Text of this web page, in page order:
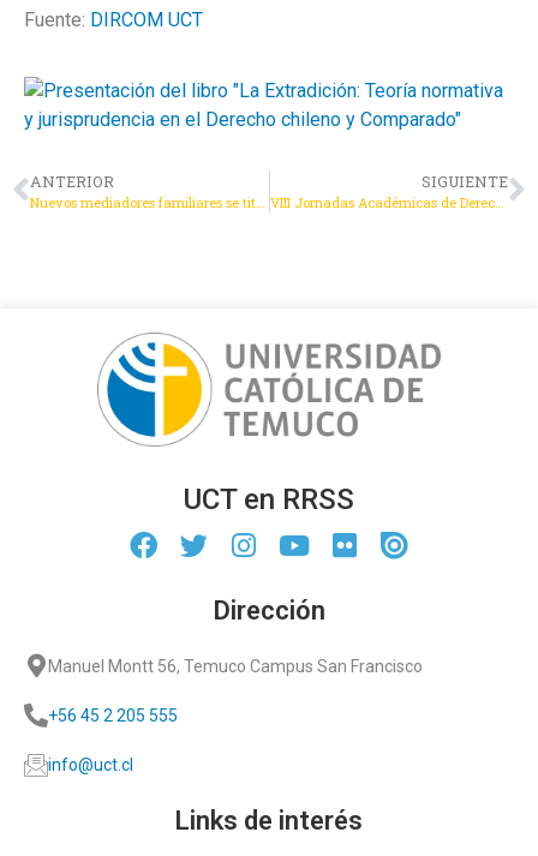
Fuente: DIRCOM UCT
ANTERIOR SIGUIENTE
VIII Jornadas Académicas de Derecho Tributario – Universidad Católica de Temuco
UCT en RRSS
Dirección
Manuel Montt 56, Temuco Campus San Francisco
+56 45 2 205 555
info@uct.cl
Links de interés